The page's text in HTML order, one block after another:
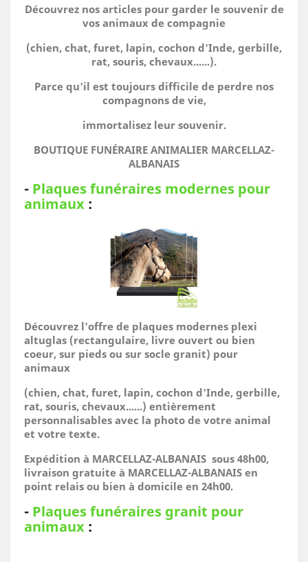
Découvrez nos articles pour garder le souvenir de
vos animaux de compagnie
(chien, chat, furet, lapin, cochon d'Inde, gerbille,
rat, souris, chevaux......).
Parce qu'il est toujours difficile de perdre nos
compagnons de vie,
immortalisez leur souvenir.
BOUTIQUE FUNÉRAIRE ANIMALIER MARCELLAZ-
ALBANAIS
- Plaques funéraires modernes pour
animaux :
Découvrez l'offre de plaques modernes plexi
altuglas (rectangulaire, livre ouvert ou bien
coeur, sur pieds ou sur socle granit) pour
animaux
(chien, chat, furet, lapin, cochon d'Inde, gerbille,
rat, souris, chevaux......) entièrement
personnalisables avec la photo de votre animal
et votre texte.
Expédition à MARCELLAZ-ALBANAIS sous 48h00,
livraison gratuite à MARCELLAZ-ALBANAIS en
point relais ou bien à domicile en 24h00.
- Plaques funéraires granit pour
animaux :